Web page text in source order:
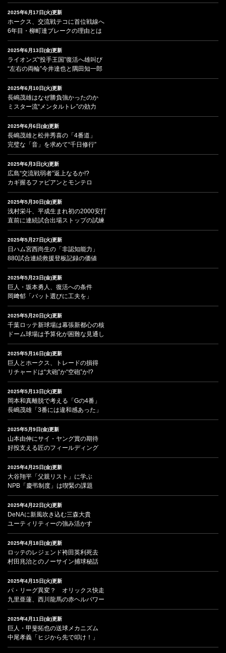
2025年6月17日(火)更新
ホークス、交流戦テコに首位戦線へ
6年目・柳町達ブレークの理由とは
2025年6月13日(金)更新
ライオンズ“投手王国”復活へ雄叫び
“左右の両輪”今井達也と隅田知一郎
2025年6月10日(火)更新
長嶋茂雄はなぜ勝負強かったのか
ミスター流“メンタルトレ”の効力
2025年6月6日(金)更新
長嶋茂雄と松井秀喜の「4番道」
完璧な「音」を求めて“千日修行”
2025年6月3日(火)更新
広島“交流戦弱者”返上なるか!?
カギ握るファビアンとモンテロ
2025年5月30日(金)更新
浅村栄斗、平成生まれ初の2000安打
直前に連続試合出場ストップの試練
2025年5月27日(火)更新
日ハム宮西尚生の「非認知能力」
880試合連続救援登板記録の価値
2025年5月23日(金)更新
巨人・坂本勇人、復活への条件
岡﨑郁「バット選びに工夫を」
2025年5月20日(火)更新
千葉ロッテ新球場は幕張新都心の核
ドーム球場は予算化が困難な見通し
2025年5月16日(金)更新
巨人とホークス、トレードの損得
リチャードは“大砲”か“空砲”か!?
2025年5月13日(火)更新
岡本和真離脱で考える「Gの4番」
長嶋茂雄「3番には違和感あった」
2025年5月9日(金)更新
山本由伸にサイ・ヤング賞の期待
好投支える匠のフィールディング
2025年4月25日(金)更新
大谷翔平「父親リスト」に学ぶ
NPB「慶弔制度」は喫緊の課題
2025年4月22日(火)更新
DeNAに新風吹き込む三森大貴
ユーティリティーの強み活かす
2025年4月18日(金)更新
ロッテのレジェンド袴田英利死去
村田兆治とのノーサイン捕球秘話
2025年4月15日(火)更新
パ・リーグ異変？ オリックス快走
九里亜蓮、西川龍馬の赤ヘルパワー
2025年4月11日(金)更新
巨人・甲斐拓也の送球メカニズム
中尾孝義「ヒジから先で叩け！」